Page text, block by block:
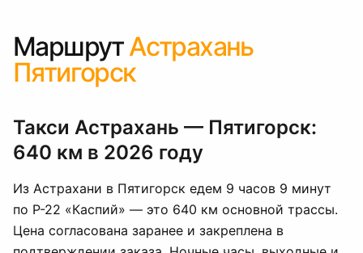
МаршрутАстрахань
Пятигорск
Такси Астрахань — Пятигорск:
640 км в 2026 году
Из Астрахани в Пятигорск едем 9 часов 9 минут
по Р-22 «Каспий» — это 640 км основной трассы.
Цена согласована заранее и закреплена в